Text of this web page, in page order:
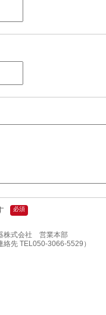
株式会社　営業本部
絡先 TEL050-3066-5529）